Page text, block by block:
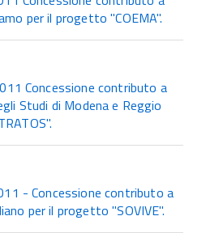
per il progetto "COEMA".
Concessione contributo a
Studi di Modena e Reggio
- Concessione contributo a
per il progetto "SOVIVE".